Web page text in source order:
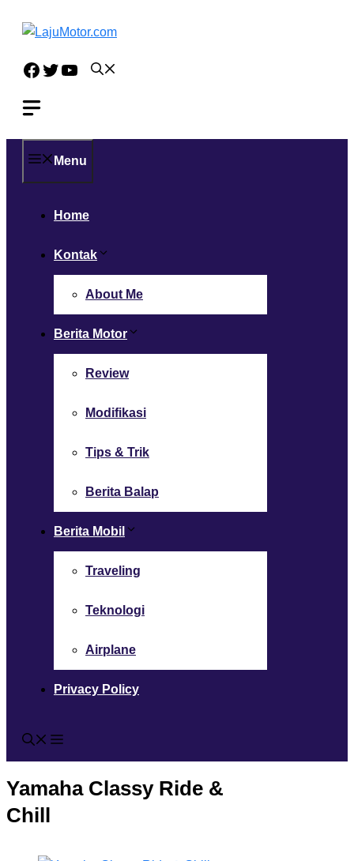
Facebook
Twitter
YouTube
Menu
Home
Kontak
About Me
Berita Motor
Review
Modifikasi
Tips & Trik
Berita Balap
Berita Mobil
Traveling
Teknologi
Airplane
Privacy Policy
Yamaha Classy Ride &
Chill